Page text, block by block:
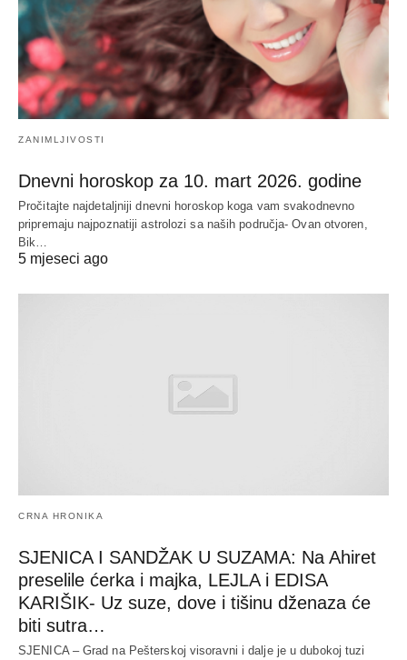
ZANIMLJIVOSTI
Dnevni horoskop za 10. mart 2026. godine
Pročitajte najdetaljniji dnevni horoskop koga vam svakodnevno
pripremaju najpoznatiji astrolozi sa naših područja- Ovan otvoren,
Bik…
5 mjeseci ago
CRNA HRONIKA
SJENICA I SANDŽAK U SUZAMA: Na Ahiret
preselile ćerka i majka, LEJLA i EDISA
KARIŠIK- Uz suze, dove i tišinu dženaza će
biti sutra…
SJENICA – Grad na Pešterskoj visoravni i dalje je u dubokoj tuzi